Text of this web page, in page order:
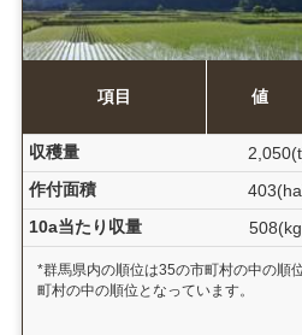
項目 値
収穫量
作付面積
10a当たり収量
*群馬県内の順位は35の市町村の中の順
町村の中の順位となっています。